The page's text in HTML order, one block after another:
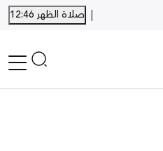
| صلاة الظهر 12:46